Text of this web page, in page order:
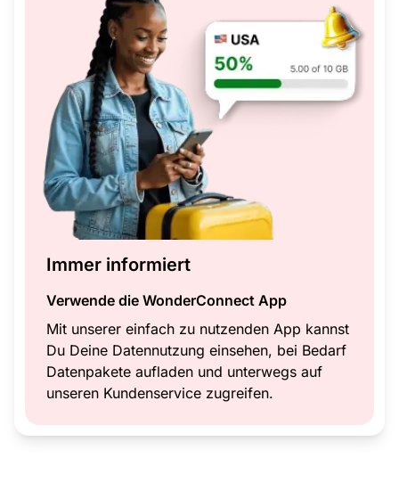
Immer informiert
Verwende die WonderConnect App
Mit unserer einfach zu nutzenden App kannst
Du Deine Datennutzung einsehen, bei Bedarf
Datenpakete aufladen und unterwegs auf
unseren Kundenservice zugreifen.